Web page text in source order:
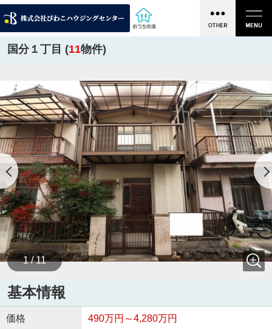
国分１丁目 (11物件)
1 / 11
基本情報
価格 490万円～4,280万円